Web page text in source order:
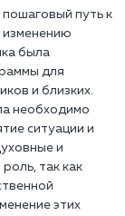
путь к
изменению
была
для
и близких.
необходимо
ситуации и
и
так как
этих